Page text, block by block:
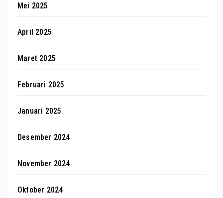
Mei 2025
April 2025
Maret 2025
Februari 2025
Januari 2025
Desember 2024
November 2024
Oktober 2024